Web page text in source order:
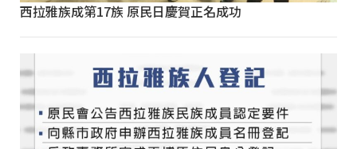
西拉雅族成第17族 原民日慶賀正名成功